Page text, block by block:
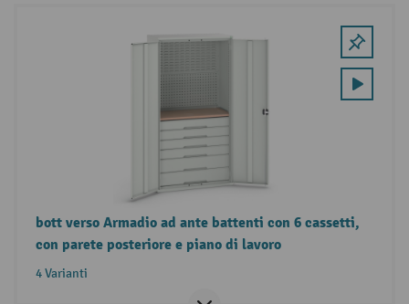
bott verso Armadio ad ante battenti con 6 cassetti,
con parete posteriore e piano di lavoro
4 Varianti